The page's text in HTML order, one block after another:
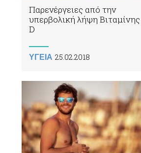
Παρενέργειες από την
υπερβολική λήψη Βιταμίνης
D
ΥΓΕΙΑ 25.02.2018